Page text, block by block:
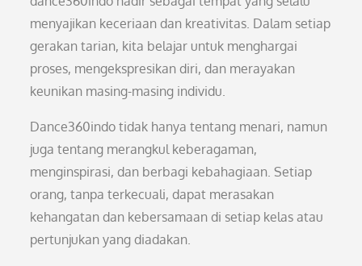
menyajikan keceriaan dan kreativitas. Dalam setiap
gerakan tarian, kita belajar untuk menghargai
proses, mengekspresikan diri, dan merayakan
keunikan masing-masing individu.
Dance360indo tidak hanya tentang menari, namun
juga tentang merangkul keberagaman,
menginspirasi, dan berbagi kebahagiaan. Setiap
orang, tanpa terkecuali, dapat merasakan
kehangatan dan kebersamaan di setiap kelas atau
pertunjukan yang diadakan.